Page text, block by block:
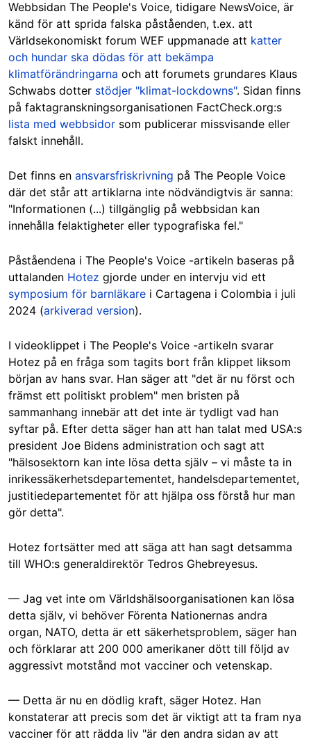
Webbsidan The People's Voice, tidigare NewsVoice, är
känd för att sprida falska påståenden, t.ex. att
Världsekonomiskt forum WEF uppmanade att katter
och hundar ska dödas för att bekämpa
klimatförändringarna och att forumets grundares Klaus
Schwabs dotter stödjer "klimat-lockdowns". Sidan finns
på faktagranskningsorganisationen FactCheck.org:s
lista med webbsidor som publicerar missvisande eller
falskt innehåll.
Det finns en ansvarsfriskrivning på The People Voice
där det står att artiklarna inte nödvändigtvis är sanna:
"Informationen (...) tillgänglig på webbsidan kan
innehålla felaktigheter eller typografiska fel."
Påståendena i The People's Voice -artikeln baseras på
uttalanden Hotez gjorde under en intervju vid ett
symposium för barnläkare i Cartagena i Colombia i juli
2024 (arkiverad version).
I videoklippet i The People's Voice -artikeln svarar
Hotez på en fråga som tagits bort från klippet liksom
början av hans svar. Han säger att "det är nu först och
främst ett politiskt problem" men bristen på
sammanhang innebär att det inte är tydligt vad han
syftar på. Efter detta säger han att han talat med USA:s
president Joe Bidens administration och sagt att
"hälsosektorn kan inte lösa detta själv – vi måste ta in
inrikessäkerhetsdepartementet, handelsdepartementet,
justitiedepartementet för att hjälpa oss förstå hur man
gör detta".
Hotez fortsätter med att säga att han sagt detsamma
till WHO:s generaldirektör Tedros Ghebreyesus.
— Jag vet inte om Världshälsoorganisationen kan lösa
detta själv, vi behöver Förenta Nationernas andra
organ, NATO, detta är ett säkerhetsproblem, säger han
och förklarar att 200 000 amerikaner dött till följd av
aggressivt motstånd mot vacciner och vetenskap.
— Detta är nu en dödlig kraft, säger Hotez. Han
konstaterar att precis som det är viktigt att ta fram nya
vacciner för att rädda liv "är den andra sidan av att